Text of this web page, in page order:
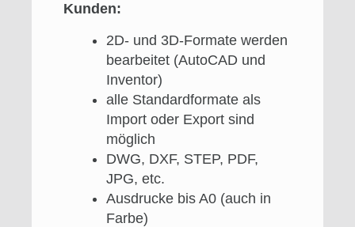
Kunden:
2D- und 3D-Formate werden
bearbeitet (AutoCAD und
Inventor)
alle Standardformate als
Import oder Export sind
möglich
DWG, DXF, STEP, PDF,
JPG, etc.
Ausdrucke bis A0 (auch in
Farbe)